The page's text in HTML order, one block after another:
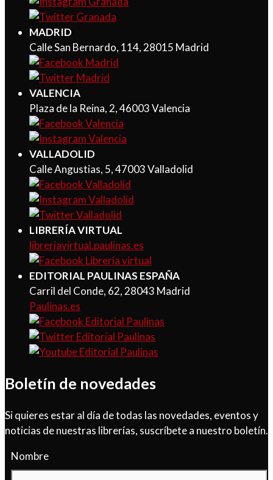
MADRID
Calle San Bernardo, 114, 28015 Madrid
VALENCIA
Plaza de la Reina, 2, 46003 Valencia
VALLADOLID
Calle Angustias, 5, 47003 Valladolid
LIBRERÍA VIRTUAL
libreriavirtual.paulinas.es
EDITORIAL PAULINAS ESPAÑA
Carril del Conde, 62, 28043 Madrid
Paulinas.es
Boletín de novedades
Si quieres estar al día de todas las novedades, eventos y
noticias de nuestras librerías, suscríbete a nuestro boletín.
Nombre